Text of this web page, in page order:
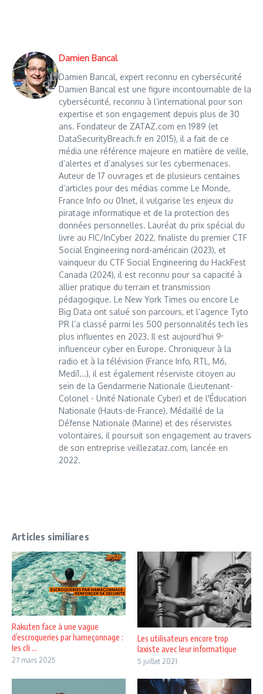
Damien Bancal
Damien Bancal, expert reconnu en cybersécurité
Damien Bancal est une figure incontournable de la
cybersécurité, reconnu à l’international pour son
expertise et son engagement depuis plus de 30
ans. Fondateur de ZATAZ.com en 1989 (et
DataSecurityBreach.fr en 2015), il a fait de ce
média une référence majeure en matière de veille,
d’alertes et d’analyses sur les cybermenaces.
Auteur de 17 ouvrages et de plusieurs centaines
d’articles pour des médias comme Le Monde,
France Info ou 01net, il vulgarise les enjeux du
piratage informatique et de la protection des
données personnelles. Lauréat du prix spécial du
livre au FIC/InCyber 2022, finaliste du premier CTF
Social Engineering nord-américain (2023), et
vainqueur du CTF Social Engineering du HackFest
Canada (2024), il est reconnu pour sa capacité à
allier pratique du terrain et transmission
pédagogique. Le New York Times ou encore Le
Big Data ont salué son parcours, et l’agence Tyto
PR l’a classé parmi les 500 personnalités tech les
plus influentes en 2023. Il est aujourd’hui 9ᵉ
influenceur cyber en Europe. Chroniqueur à la
radio et à la télévision (France Info, RTL, M6,
Medi1...), il est également réserviste citoyen au
sein de la Gendarmerie Nationale (Lieutenant-
Colonel - Unité Nationale Cyber) et de l'Éducation
Nationale (Hauts-de-France). Médaillé de la
Défense Nationale (Marine) et des réservistes
volontaires, il poursuit son engagement au travers
de son entreprise veillezataz.com, lancée en
2022.
Articles similiares
Rakuten face à une vague
d’escroqueries par hameçonnage :
les cli ...
27 mars 2025
Les utilisateurs encore trop
laxiste avec leur informatique
5 juillet 2021